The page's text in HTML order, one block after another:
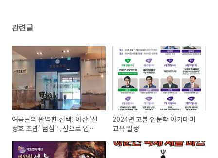
관련글
여름날의 완벽한 선택! 아산 '신
정호 초밥' 점심 특선으로 입맛
2024년 고불 인문학 아카데미
교육 일정